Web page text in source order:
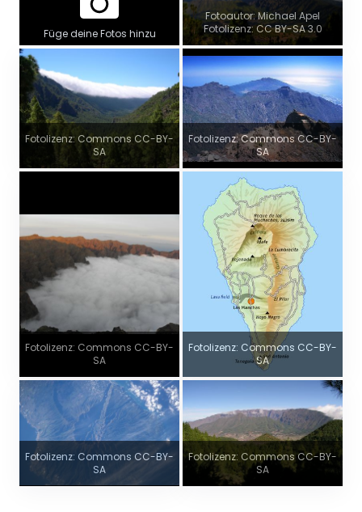
Füge deine Fotos hinzu
Fotoautor: Michael Apel
Fotolizenz: CC BY-SA 3.0
Fotolizenz: Commons CC-BY-
SA
Fotolizenz: Commons CC-BY-
SA
Fotolizenz: Commons CC-BY-
SA
Fotolizenz: Commons CC-BY-
SA
Fotolizenz: Commons CC-BY-
SA
Fotolizenz: Commons CC-BY-
SA